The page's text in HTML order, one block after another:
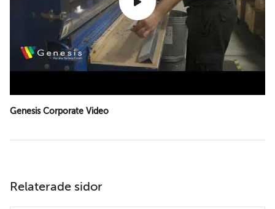
Genesis Corporate Video
Relaterade sidor